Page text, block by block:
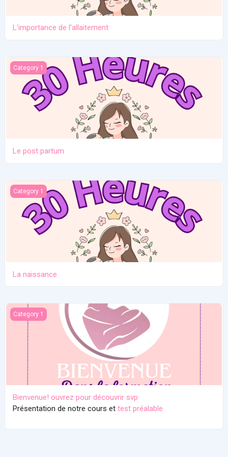
L'importance de l'allaitement
Le post partum
Category 1
Le post partum
La naissance
Category 1
La naissance
Bienvenue! ouvrez pour découvrir svp
Category 1
Bienvenue! ouvrez pour découvrir svp
Présentation de notre cours et test préalable